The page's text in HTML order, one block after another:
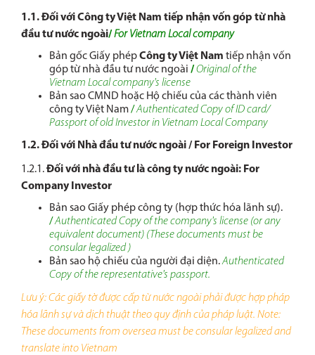
1.1. Đối với Công ty Việt Nam tiếp nhận vốn góp từ nhà
đầu tư nước ngoài/For Vietnam Local company
Bản gốc Giấy phépCông ty Việt Nam tiếp nhận vốn
góp từ nhà đầu tư nước ngoài /Original of the
Vietnam Local company's license
Bản sao CMND hoặc Hộ chiếu của các thành viên
công ty Việt Nam/Authenticated Copy of ID card/
Passport of old Investor in Vietnam Local Company
1.2. Đối với Nhà đầu tư nước ngoài / For Foreign Investor
1.2.1.Đối với nhà đầu tư là công ty nước ngoài: For
Company Investor
Bản sao Giấy phép công ty (hợp thức hóa lãnh sự).
/Authenticated Copy of the company's license (or any
equivalent document) (These documents must be
consular legalized )
Bản sao hộ chiếu của người đại diện.Authenticated
Copy of the representative's passport.
Lưu ý: Các giấy tờ được cấp từ nước ngoài phải được hợp pháp
hóa lãnh sự và dịch thuật theo quy định của pháp luật. Note:
These documents from overseamust be consular legalizedand
translate into Vietnam